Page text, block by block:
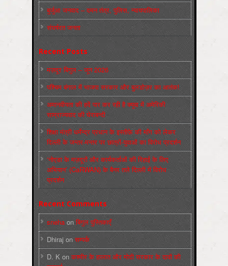
बुर्जुआ जनवाद – दमन तंत्र, पुलिस, न्‍यायपालिका
संघर्षरत जनता
Recent Posts
मज़दूर बिगुल – जून 2026
पश्चिम बंगाल में भाजपा सरकार और बुलडोज़र का आतंक!
अमानवीयता की हदें पार कर रही है क्यूबा में अमेरिकी
साम्राज्यवाद की घेराबन्दी
शिक्षा मंत्री धर्मेन्द्र प्रधान के इस्तीफ़े की माँग को लेकर
दिल्ली के जन्तर-मन्तर पर छात्रों-युवाओं का विरोध प्रदर्शन
‘नोएडा के मज़दूरों और कार्यकर्ताओं की रिहाई के लिए
अभियान’ (CaRWAN) के बैनर तले दिल्ली में विरोध
प्रदर्शन
Recent Comments
sneha on बिगुल पुस्तिकाएँ
Dhiraj on सम्पर्क
D. K on कश्मीर के हालात और मोदी सरकार के दावों की